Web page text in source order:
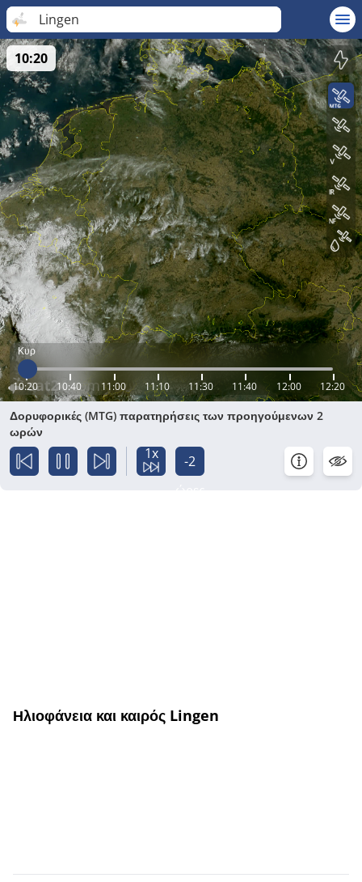
Lingen
Κυρ
10:20 10:40 11:00 11:10 11:30 11:40 12:00 12:20
10:20
Δορυφορικές (MTG) παρατηρήσεις των προηγούμενων 2
ωρών
1x
-2
Ηλιοφάνεια και καιρός Lingen